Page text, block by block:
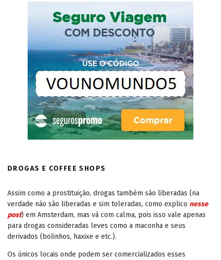
DROGAS E COFFEE SHOPS
Assim como a prostituição, drogas também são liberadas (na
verdade não são liberadas e sim toleradas, como explico nesse
post) em Amsterdam, mas vá com calma, pois isso vale apenas
para drogas consideradas leves como a maconha e seus
derivados (bolinhos, haxixe e etc.).
Os únicos locais onde podem ser comercializados esses